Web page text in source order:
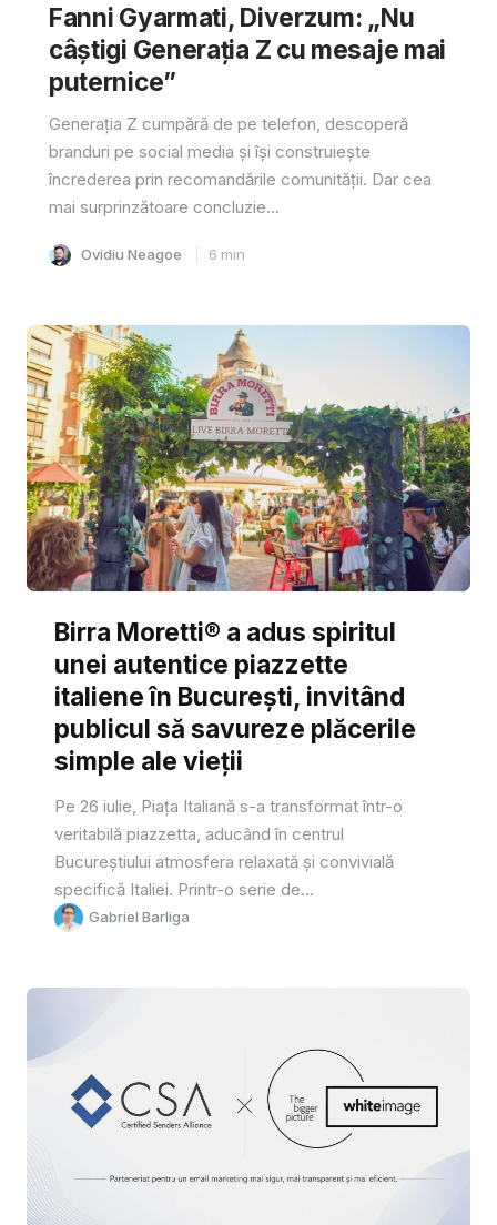
Fanni Gyarmati, Diverzum: „Nu
câștigi Generația Z cu mesaje mai
puternice”
Generația Z cumpără de pe telefon, descoperă
branduri pe social media și își construiește
încrederea prin recomandările comunității. Dar cea
mai surprinzătoare concluzie...
Ovidiu Neagoe 6 min
Birra Moretti® a adus spiritul
unei autentice piazzette
italiene în București, invitând
publicul să savureze plăcerile
simple ale vieții
Pe 26 iulie, Piața Italiană s-a transformat într-o
veritabilă piazzetta, aducând în centrul
Bucureștiului atmosfera relaxată și convivială
specifică Italiei. Printr-o serie de...
Gabriel Barliga